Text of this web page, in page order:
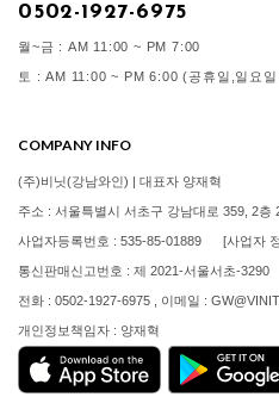
0502-1927-6975
월~금 : AM 11:00 ~ PM 7:00
토 : AM 11:00 ~ PM 6:00 (공휴일,일요일
COMPANY INFO
(주)비닛(강남와인) | 대표자 양재혁
주소 : 서울특별시 서초구 강남대로 359, 2층
사업자등록번호 : 535-85-01889 [사업자
통신판매신고번호 : 제 2021-서울서초-3290
전화 : 0502-1927-6975 , 이메일 :
개인정보책임자 : 양재혁